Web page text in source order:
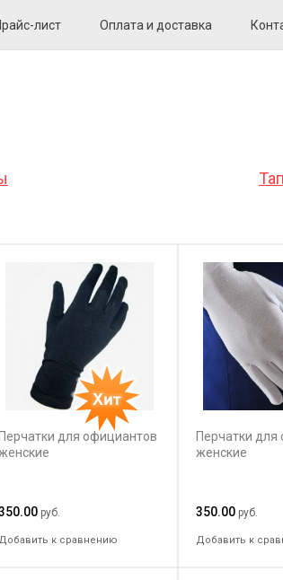
лист Оплата и доставка
Перчатки для официантов
руб.
Добавить к сравнению
Перчатки
женские
350.00 руб.
Добавить к